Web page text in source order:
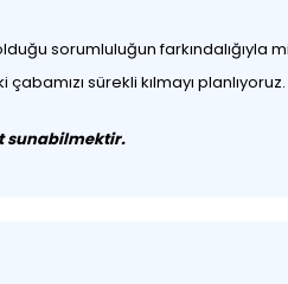
sorumluluğun farkındalığıyla
sürekli kılmayı planlıyoruz.
sunabilmektir.